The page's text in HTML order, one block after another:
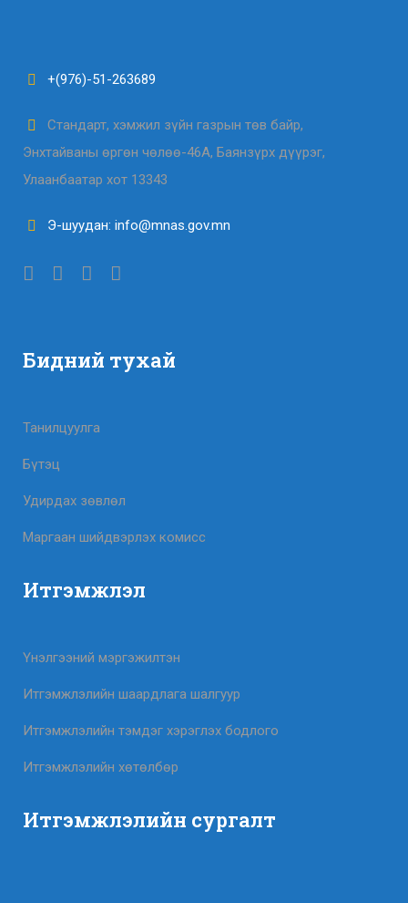
+(976)-51-263689
Стандарт, хэмжил зүйн газрын төв байр,
Энхтайваны өргөн чөлөө-46А, Баянзүрх дүүрэг,
Улаанбаатар хот 13343
Э-шуудан: info@mnas.gov.mn
Бидний тухай
Танилцуулга
Бүтэц
Удирдах зөвлөл
Маргаан шийдвэрлэх комисс
Итгэмжлэл
Үнэлгээний мэргэжилтэн
Итгэмжлэлийн шаардлага шалгуур
Итгэмжлэлийн тэмдэг хэрэглэх бодлого
Итгэмжлэлийн хөтөлбөр
Итгэмжлэлийн сургалт